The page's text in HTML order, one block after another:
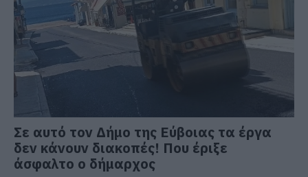
Σε αυτό τον Δήμο της Εύβοιας τα έργα
δεν κάνουν διακοπές! Που έριξε
άσφαλτο ο δήμαρχος